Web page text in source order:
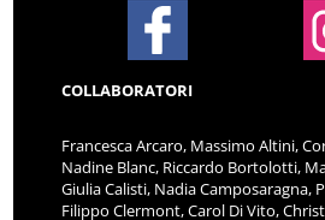
COLLABORATORI
Francesca Arcaro, Massimo Altini,
Nadine Blanc, Riccardo Bortolotti,
Giulia Calisti, Nadia Camposaragna,
Filippo Clermont, Carol Di Vito,